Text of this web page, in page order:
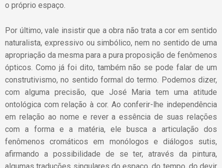
o próprio espaço.
Por último, vale insistir que a obra não trata a cor em sentido
naturalista, expressivo ou simbólico, nem no sentido de uma
apropriação da mesma para a pura proposição de fenômenos
ópticos. Como já foi dito, também não se pode falar de um
construtivismo, no sentido formal do termo. Podemos dizer,
com alguma precisão, que José Maria tem uma atitude
ontológica com relação à cor. Ao conferir-lhe independência
em relação ao nome e rever a essência de suas relações
com a forma e a matéria, ele busca a articulação dos
fenômenos cromáticos em monólogos e diálogos sutis,
afirmando a possibilidade de se ter, através da pintura,